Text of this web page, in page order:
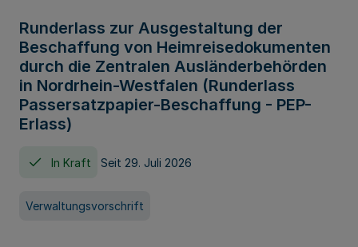
Runderlass zur Ausgestaltung der
Beschaffung von Heimreisedokumenten
durch die Zentralen Ausländerbehörden
in Nordrhein-Westfalen (Runderlass
Passersatzpapier-Beschaffung - PEP-
Erlass)
In Kraft Seit 29. Juli 2026
Verwaltungsvorschrift